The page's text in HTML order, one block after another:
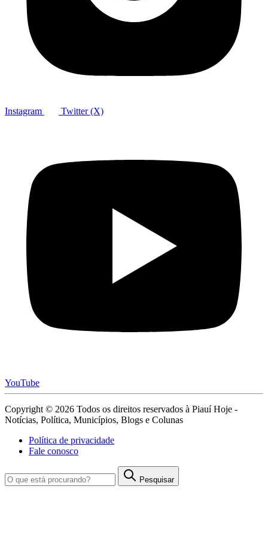
Instagram Twitter (X)
YouTube
Copyright © 2026 Todos os direitos reservados à Piauí Hoje -
Notícias, Política, Municípios, Blogs e Colunas
Política de privacidade
Fale conosco
Pesquisar